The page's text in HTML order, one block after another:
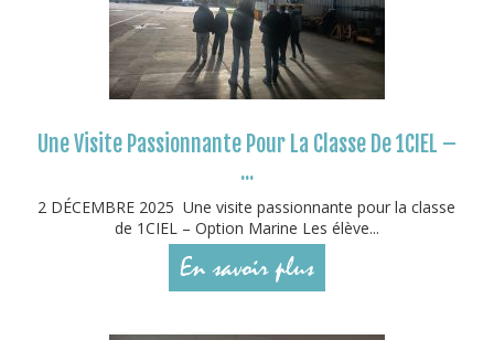
Une Visite Passionnante Pour La Classe De 1CIEL –
...
2 DÉCEMBRE 2025 Une visite passionnante pour la classe
de 1CIEL – Option Marine Les élève...
En savoir plus